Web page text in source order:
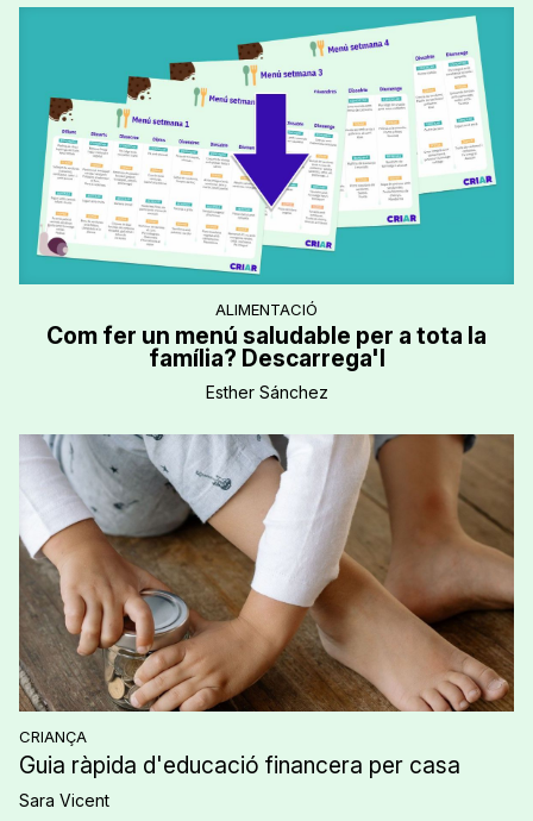
CRIANÇA
Guia ràpida d'educació financera per casa
Sara Vicent
ALIMENTACIÓ
Com fer un menú saludable per a tota la
família? Descarrega'l
Esther Sánchez